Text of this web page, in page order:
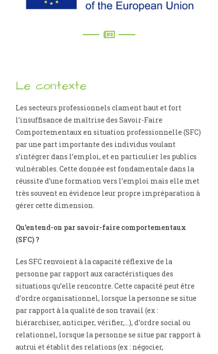
Le contexte
Les secteurs professionnels clament haut et fort
l’insuffisance de maîtrise des Savoir-Faire
Comportementaux en situation professionnelle (SFC)
par une part importante des individus voulant
s’intégrer dans l’emploi, et en particulier les publics
vulnérables. Cette donnée est fondamentale dans la
réussite d’une formation vers l’emploi mais elle met
très souvent en évidence leur propre impréparation à
gérer cette dimension.
Qu’entend-on par savoir-faire comportementaux
(SFC) ?
Les SFC renvoient à la capacité réflexive de la
personne par rapport aux caractéristiques des
situations qu’elle rencontre. Cette capacité peut être
d’ordre organisationnel, lorsque la personne se situe
par rapport à la qualité de son travail (ex :
hiérarchiser, anticiper, vérifier,…), d’ordre social ou
relationnel, lorsque la personne se situe par rapport à
autrui et établit des relations (ex : négocier,